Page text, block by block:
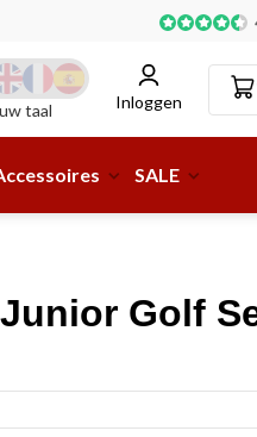
Afhalen of
taal
Inloggen
SALE
Golf